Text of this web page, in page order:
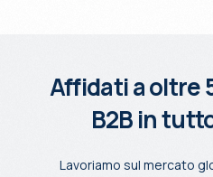
Affidati a oltre
B2B in
Lavoriamo sul mercato